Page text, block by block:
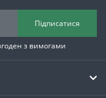
Підписатися
з вимогами